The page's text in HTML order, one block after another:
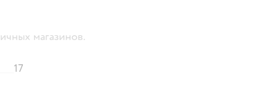
магазинов.
17